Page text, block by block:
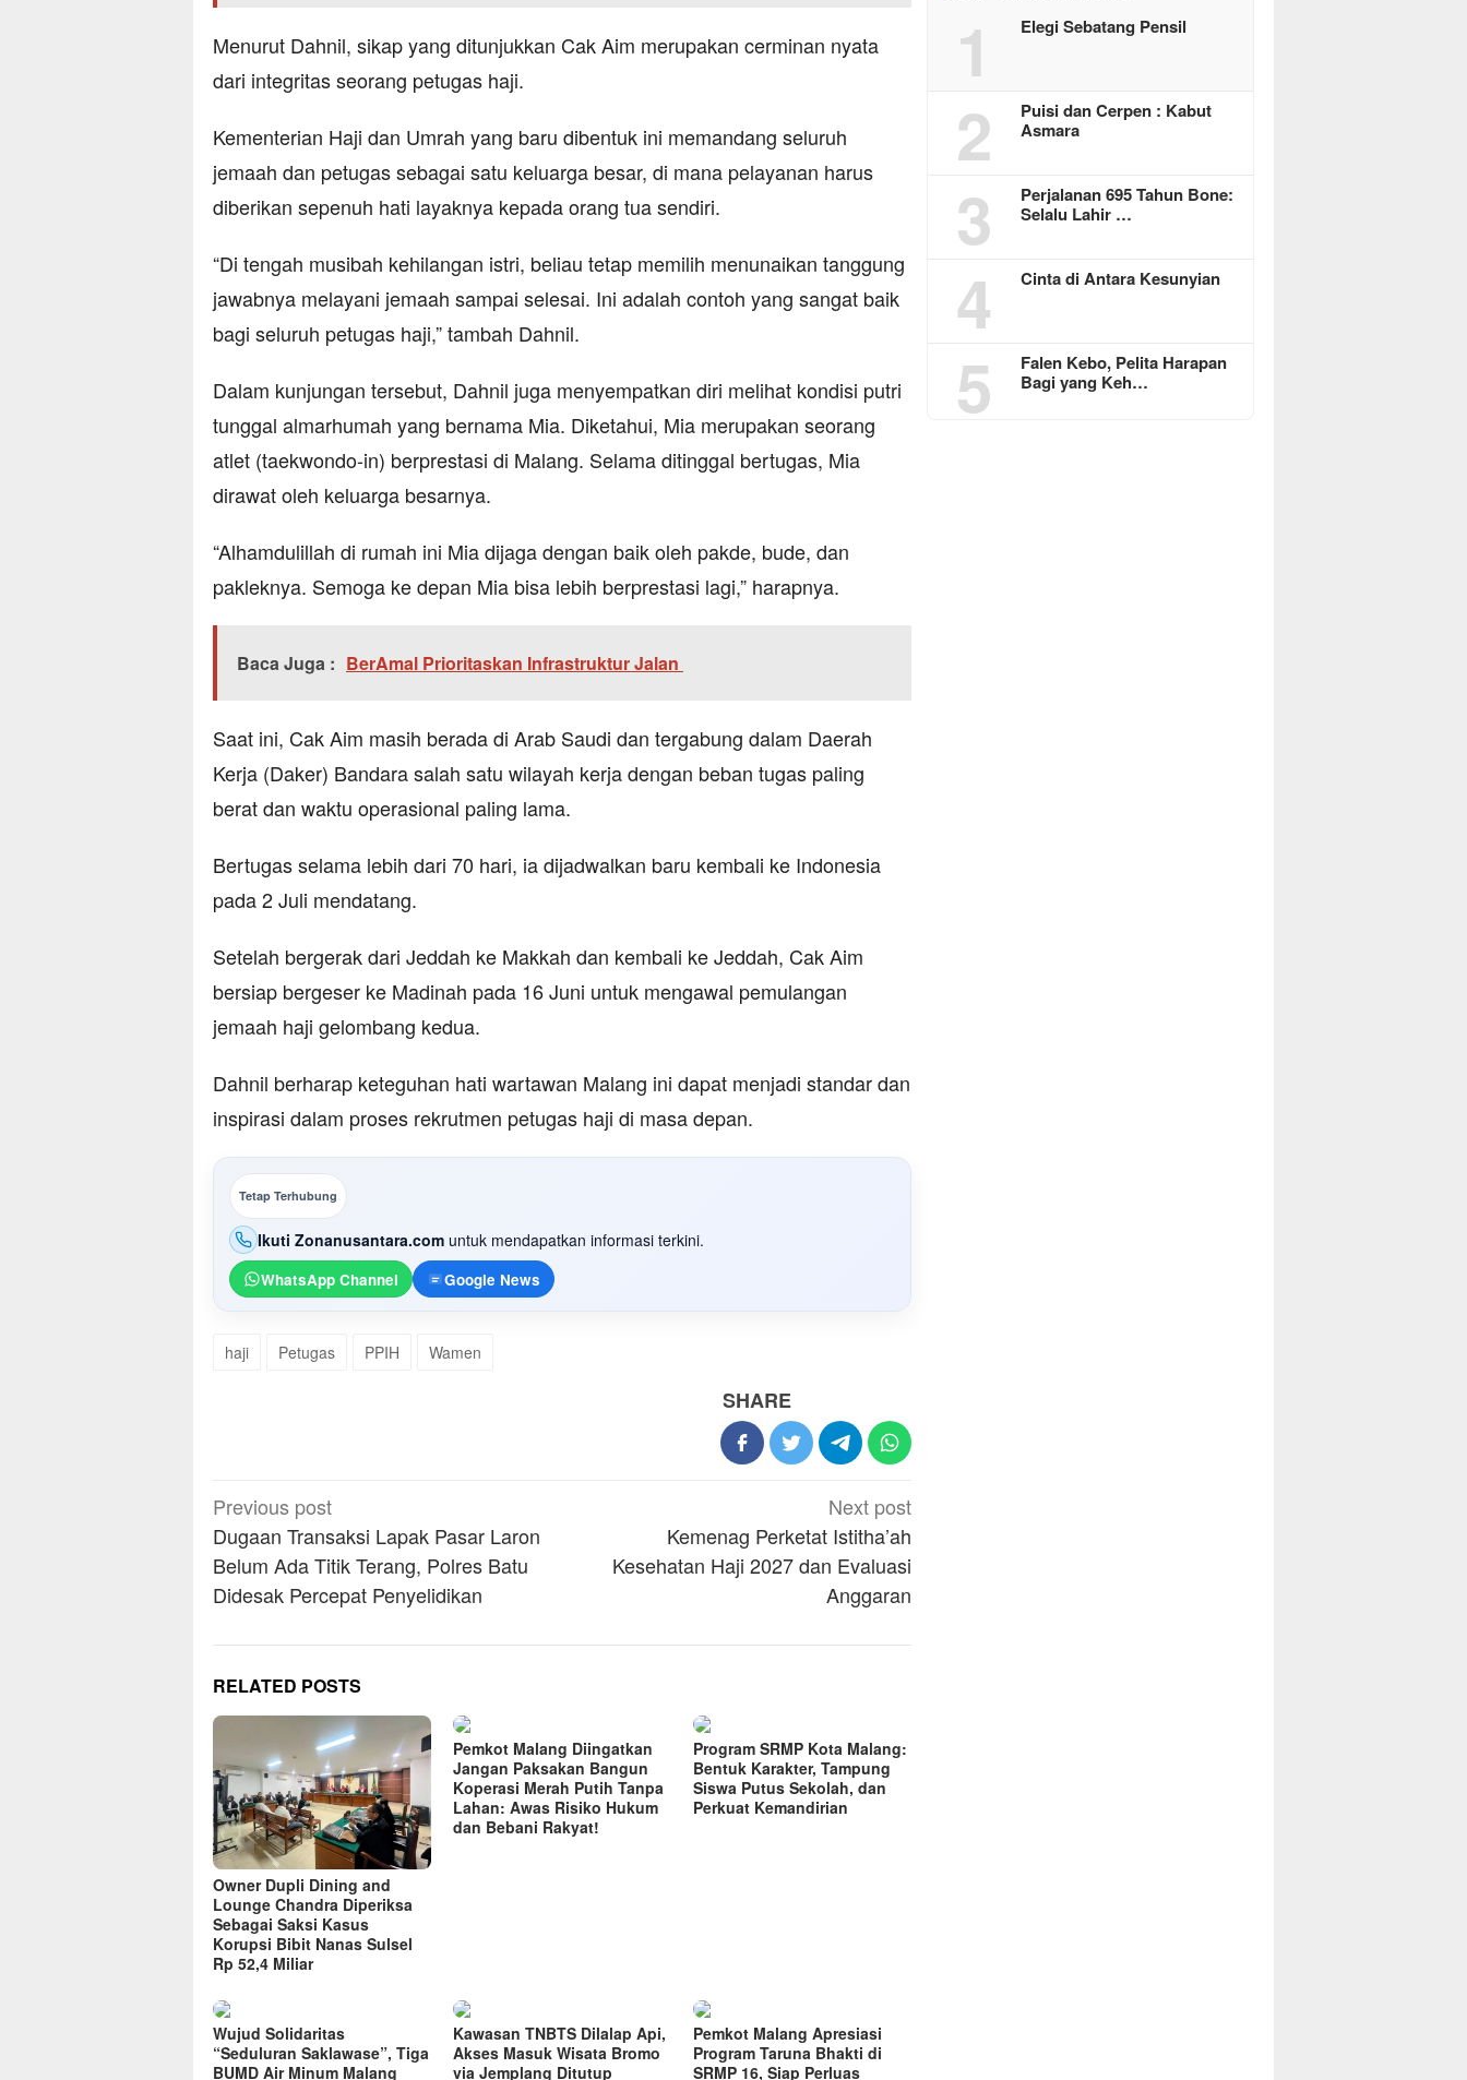
Menurut Dahnil, sikap yang ditunjukkan Cak Aim merupakan cerminan nyata
dari integritas seorang petugas haji.
Kementerian Haji dan Umrah yang baru dibentuk ini memandang seluruh
jemaah dan petugas sebagai satu keluarga besar, di mana pelayanan harus
diberikan sepenuh hati layaknya kepada orang tua sendiri.
“Di tengah musibah kehilangan istri, beliau tetap memilih menunaikan tanggung
jawabnya melayani jemaah sampai selesai. Ini adalah contoh yang sangat baik
bagi seluruh petugas haji,” tambah Dahnil.
Dalam kunjungan tersebut, Dahnil juga menyempatkan diri melihat kondisi putri
tunggal almarhumah yang bernama Mia. Diketahui, Mia merupakan seorang
atlet (taekwondo-in) berprestasi di Malang. Selama ditinggal bertugas, Mia
dirawat oleh keluarga besarnya.
“Alhamdulillah di rumah ini Mia dijaga dengan baik oleh pakde, bude, dan
pakleknya. Semoga ke depan Mia bisa lebih berprestasi lagi,” harapnya.
Baca Juga : BerAmal Prioritaskan Infrastruktur Jalan
Saat ini, Cak Aim masih berada di Arab Saudi dan tergabung dalam Daerah
Kerja (Daker) Bandara salah satu wilayah kerja dengan beban tugas paling
berat dan waktu operasional paling lama.
Bertugas selama lebih dari 70 hari, ia dijadwalkan baru kembali ke Indonesia
pada 2 Juli mendatang.
Setelah bergerak dari Jeddah ke Makkah dan kembali ke Jeddah, Cak Aim
bersiap bergeser ke Madinah pada 16 Juni untuk mengawal pemulangan
jemaah haji gelombang kedua.
Dahnil berharap keteguhan hati wartawan Malang ini dapat menjadi standar dan
inspirasi dalam proses rekrutmen petugas haji di masa depan.
Tetap Terhubung
Ikuti Zonanusantara.com untuk mendapatkan informasi terkini.
WhatsApp Channel Google News
haji Petugas PPIH Wamen
SHARE
Post
navigation
Previous post
Dugaan Transaksi Lapak Pasar Laron
Belum Ada Titik Terang, Polres Batu
Didesak Percepat Penyelidikan
Next post
Kemenag Perketat Istitha’ah
Kesehatan Haji 2027 dan Evaluasi
Anggaran
RELATED POSTS
Owner Dupli Dining and
Lounge Chandra Diperiksa
Sebagai Saksi Kasus
Korupsi Bibit Nanas Sulsel
Rp 52,4 Miliar
Pemkot Malang Diingatkan
Jangan Paksakan Bangun
Koperasi Merah Putih Tanpa
Lahan: Awas Risiko Hukum
dan Bebani Rakyat!
Program SRMP Kota Malang:
Bentuk Karakter, Tampung
Siswa Putus Sekolah, dan
Perkuat Kemandirian
Wujud Solidaritas
“Seduluran Saklawase”, Tiga
BUMD Air Minum Malang
Kawasan TNBTS Dilalap Api,
Akses Masuk Wisata Bromo
via Jemplang Ditutup
Pemkot Malang Apresiasi
Program Taruna Bhakti di
SRMP 16, Siap Perluas
1 Elegi Sebatang Pensil
2
Puisi dan Cerpen : Kabut
Asmara
3
Perjalanan 695 Tahun Bone:
Selalu Lahir …
4 Cinta di Antara Kesunyian
5
Falen Kebo, Pelita Harapan
Bagi yang Keh…